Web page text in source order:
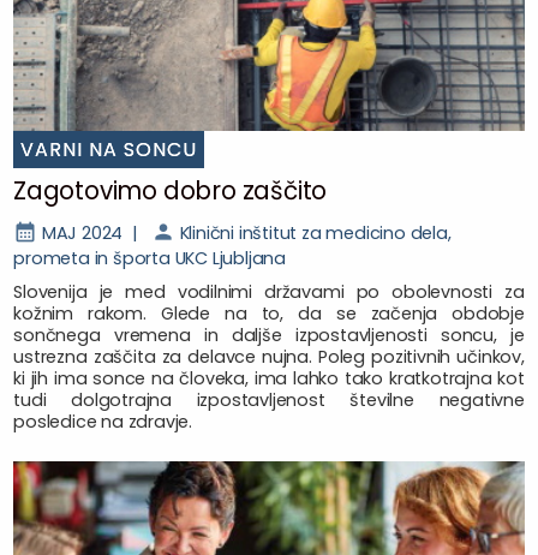
VARNI NA SONCU
Zagotovimo dobro zaščito
MAJ 2024 |
Klinični inštitut za medicino dela,
prometa in športa UKC Ljubljana
Slovenija je med vodilnimi državami po obolevnosti za
kožnim rakom. Glede na to, da se začenja obdobje
sončnega vremena in daljše izpostavljenosti soncu, je
ustrezna zaščita za delavce nujna. Poleg pozitivnih učinkov,
ki jih ima sonce na človeka, ima lahko tako kratkotrajna kot
tudi dolgotrajna izpostavljenost številne negativne
posledice na zdravje.